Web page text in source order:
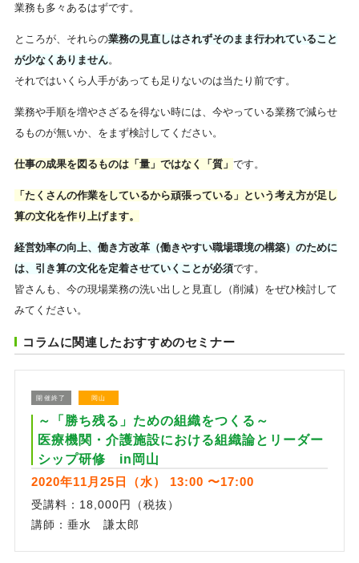
業務も多々あるはずです。
ところが、それらの業務の見直しはされずそのまま行われていること
が少なくありません。
それではいくら人手があっても足りないのは当たり前です。
業務や手順を増やさざるを得ない時には、今やっている業務で減らせ
るものが無いか、をまず検討してください。
仕事の成果を図るものは「量」ではなく「質」 です。
「たくさんの作業をしているから頑張っている」という考え方が足し
算の文化を作り上げます。
経営効率の向上、働き方改革（働きやすい職場環境の構築）のために
は、引き算の文化を定着させていくことが必須です。
皆さんも、今の現場業務の洗い出しと見直し（削減）をぜひ検討して
みてください。
コラムに関連したおすすめのセミナー
開催終了 岡山
～「勝ち残る」ための組織をつくる～
医療機関・介護施設における組織論とリーダー
シップ研修 in岡山
2020年11月25日（水） 13:00 〜17:00
受講料：18,000円（税抜）
講師：垂水 謙太郎